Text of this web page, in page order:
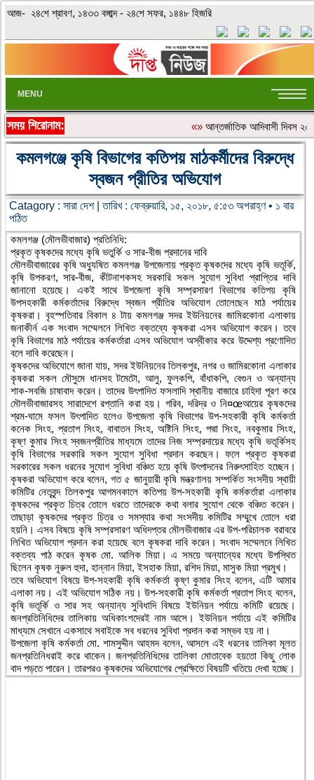
আজ- ২৪শে শ্রাবণ, ১৪৩৩ বঙ্গাব্দ - ২৪শে সফর, ১৪৪৮ হিজরি
MENU
সময় শিরোনাম: «»আন্তর্জাতিক আদিবাসী দিবস
কমলগঞ্জে কৃষি বিভাগের কতিপয় মাঠকর্মীদের বিরুদ্ধে
স্বজন প্রীতির অভিযোগ
Catagory : সারা দেশ| তারিখ : ফেব্রুয়ারি, ১৫, ২০১৮, ৫:৫৩ অপরাহ্ণ • ১ বার
পঠিত
কমলগঞ্জ (মৌলভীবাজার) প্রতিনিধি:
প্রকৃত কৃষকদের মধ্যে কৃষি ভতুর্কি ও সার-বীজ প্রদানের দাবি
মৌলভীবাজারের কৃষি অধ্যুষিত কমলগঞ্জ উপজেলায় প্রকৃত কৃষকদের মধ্যে কৃষি ভতূর্কি,
কৃষি উপকরণ, সার-বীজ, কীটনাশকসহ সরকারি সকল সুযোগ সুবিধা প্রাপ্তির দাবি
জানানো হয়েছে। একই সাথে উপজেলা কৃষি সম্প্রসারণ বিভাগের কতিপয় কৃষি
উপসহকারী কর্মকর্তাদের বিরুদ্ধে স্বজন প্রীতির অভিযোগ তোলেছেন মাঠ পর্যায়ের
কৃষকরা। বৃহস্পতিবার বিকাল ৪ টায় কমলগঞ্জ সদর ইউনিয়নের জামিরকোনা এলাকায়
জনাকীর্ন এক সংবাদ সম্মেলনে লিখিত বক্তব্যে কৃষকরা এসব অভিযোগ করেন। তবে
কৃষি বিভাগের মাঠ পর্যায়ের কর্মকর্তারা এসব অভিযোগ অস্বীকার করে উদ্দেশ্য প্রণোদিত
বলে দাবি করেছেন।
কৃষকদের অভিযোগে জানা যায়, সদর ইউনিয়নের তিলকপুর, নগর ও জামিরকোনা এলাকার
কৃষকরা সকল মৌসুমে ধানসহ টমেটো, আলু, ফুলকপি, বাঁধাকপি, বেগুন ও অন্যান্য
শাক-সবজি চাষাবাদ করেন। তাদের উৎপাদিত ফসলাদি স্থানীয় বাজারে চাহিদা পূরণ করে
মৌলভীবাজারসহ সারাদেশে রপ্তানি করা হয়। গরিব, দরিদ্র ও নি¤œআয়ের কৃষকদের
শ্রম-ঘামে ফসল উৎপাদিত হলেও উপজেলা কৃষি বিভাগের উপ-সহকারী কৃষি কর্মকর্তা
কনেক সিংহ, প্রতাপ সিংহ, বাবাতন সিংহ, অষ্টিনি সিংহ, পদ্মা সিংহ, নবকুমার সিংহ,
কৃষ্ণ কুমার সিংহ স্বজনপ্রীতির মাধ্যমে তাদের নিজ সম্প্রদায়ের মধ্যে কৃষি ভতূর্কিসহ
কৃষি বিভাগের সরকারি সকল সুযোগ সুবিধা প্রদান করছেন। ফলে প্রকৃত কৃষকরা
সরকারের সকল ধরনের সুযোগ সুবিধা বঞ্চিত হয়ে কৃষি উৎপাদনের নিরুৎসাহিত হচ্ছেন।
কৃষকরা অভিযোগ করে বলেন, গত ৫ জানুয়ারী কৃষি মন্ত্রণালয় সম্পর্কিত সংসদীয় স্থায়ী
কমিটির নেতৃবৃন্দ তিলকপুর আগমনকালে কতিপয় উপ-সহকারী কৃষি কর্মকর্তারা এলাকার
কৃষকদের প্রকৃত চিত্র তোলে ধরতে তাদেরকে কথা বলার সুযোগ থেকে বঞ্চিত করেন।
তাছাড়া কৃষকদের প্রকৃত চিত্র ও সমস্যার কথা সংসদীয় কমিটির সম্মুখে তোলে ধরা
হয়নি। এসব বিষয়ে কৃষি সম্প্রসারণ অধিদপ্তর মৌলভীবাজার এর উপ-পরিচালক বরাবরে
লিখিত অভিযোগ প্রদান করা হয়েছে বলে কৃষকরা দাবি করেন। সংবাদ সম্মেলনে লিখিত
বক্তব্য পাঠ করেন কৃষক মো. আলিক মিয়া। এ সময়ে অন্যান্যের মধ্যে উপস্থিত
ছিলেন কৃষক নূরুল হুদা, হান্নান মিয়া, ইসহাক মিয়া, রশিদ মিয়া, মাসুক মিয়া প্রমুখ।
তবে অভিযোগ বিষয়ে উপ-সহকারী কৃষি কর্মকর্তা কৃষ্ণ কুমার সিংহ বলেন, এটি আমার
এলাকা নয়। এই অভিযোগ সঠিক নয়। উপ-সহকারী কৃষি কর্মকর্তা প্রতাপ সিংহ বলেন,
কৃষি ভতূর্কি ও সার সহ অন্যান্য সুবিধাদি বিষয়ে ইউনিয়ন পর্যায়ে কমিটি রয়েছে।
জনপ্রতিনিধিদের তালিকায় অধিকাংশদেরই নাম আসে। ইউনিয়ন পর্যায়ে এই কমিটির
মাধ্যমে সেখানে একসাথে সবাইকে সব ধরনের সুবিধা প্রদান করা সম্ভব হয় না।
উপজেলা কৃষি কর্মকর্তা মো. শামসুদ্দীন আহমদ বলেন, আসলে এই ধরনের তালিকা মূলত
জনপ্রতিনিধরাই করে থাকেন। জনপ্রতিনিধিদের তালিকা মোতাবেক হয়তো কিছু লোক
বাদ পড়তে পারেন। তারপরও কৃষকদের অভিযোগের প্রেক্ষিতে বিষয়টি খতিয়ে দেখা হচ্ছে।